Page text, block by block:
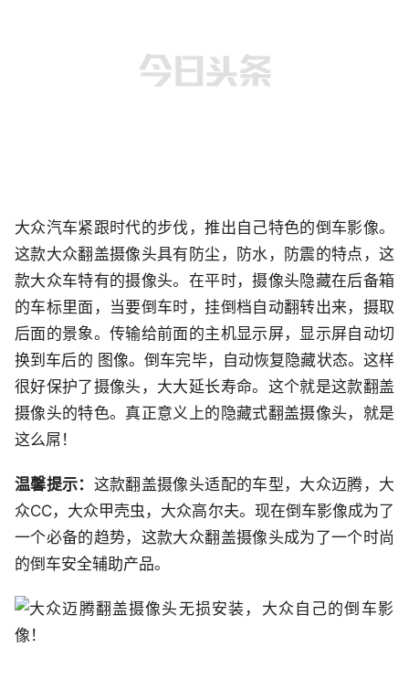
大众汽车紧跟时代的步伐，推出自己特色的倒车影像。
这款大众翻盖摄像头具有防尘，防水，防震的特点，这
款大众车特有的摄像头。在平时，摄像头隐藏在后备箱
的车标里面，当要倒车时，挂倒档自动翻转出来，摄取
后面的景象。传输给前面的主机显示屏，显示屏自动切
换到车后的 图像。倒车完毕，自动恢复隐藏状态。这样
很好保护了摄像头，大大延长寿命。这个就是这款翻盖
摄像头的特色。真正意义上的隐藏式翻盖摄像头，就是
这么屌！
温馨提示： 这款翻盖摄像头适配的车型，大众迈腾，大
众CC，大众甲壳虫，大众高尔夫。现在倒车影像成为了
一个必备的趋势，这款大众翻盖摄像头成为了一个时尚
的倒车安全辅助产品。